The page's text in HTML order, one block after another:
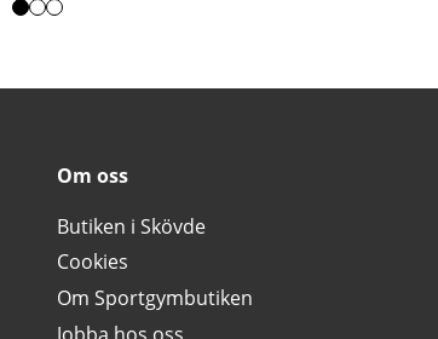
Om oss
Butiken i Skövde
Cookies
Om Sportgymbutiken